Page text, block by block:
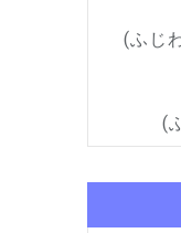
(ふじ
(